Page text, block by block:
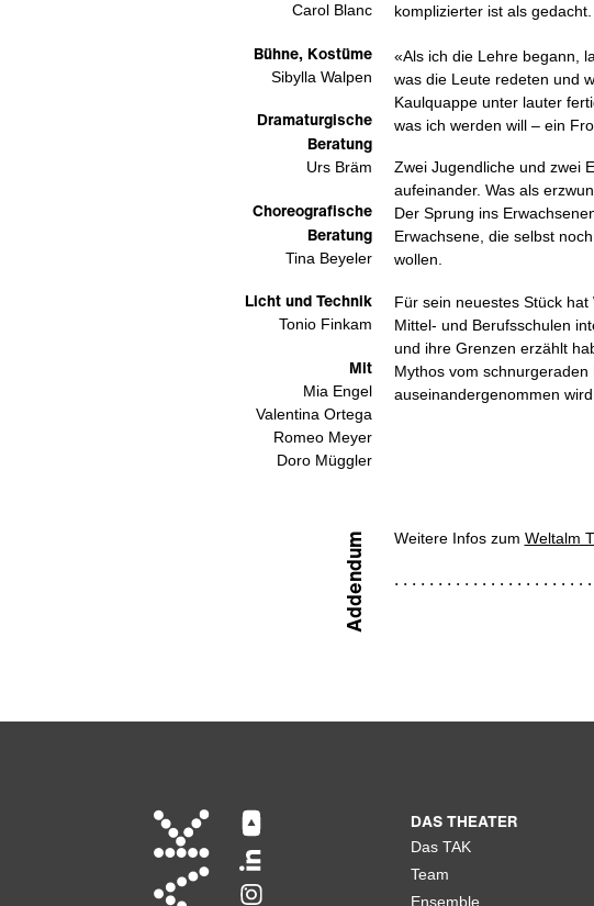
komplizierter ist als gedacht.
«Als ich die Lehre begann,
was die Leute redeten und
Kaulquappe unter lauter
was ich werden will – ein
Zwei Jugendliche und zwei
aufeinander. Was als
Der Sprung ins
Erwachsene, die selbst
wollen.
Für sein neuestes Stück
Mittel- und Berufsschulen
und ihre Grenzen erzählt
Mythos vom
auseinandergenommen wird.
Carol Blanc
Bühne, Kostüme
Sibylla Walpen
Dramaturgische
Beratung
Urs Bräm
Choreografische
Beratung
Tina Beyeler
Licht und Technik
Tonio Finkam
Mit
Mia Engel
Valentina Ortega
Romeo Meyer
Doro Müggler
Addendum Weitere Infos zum Weltalm
DAS THEATER
Das TAK
Team
Ensemble